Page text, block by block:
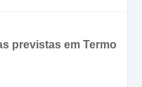
previstas em Termo